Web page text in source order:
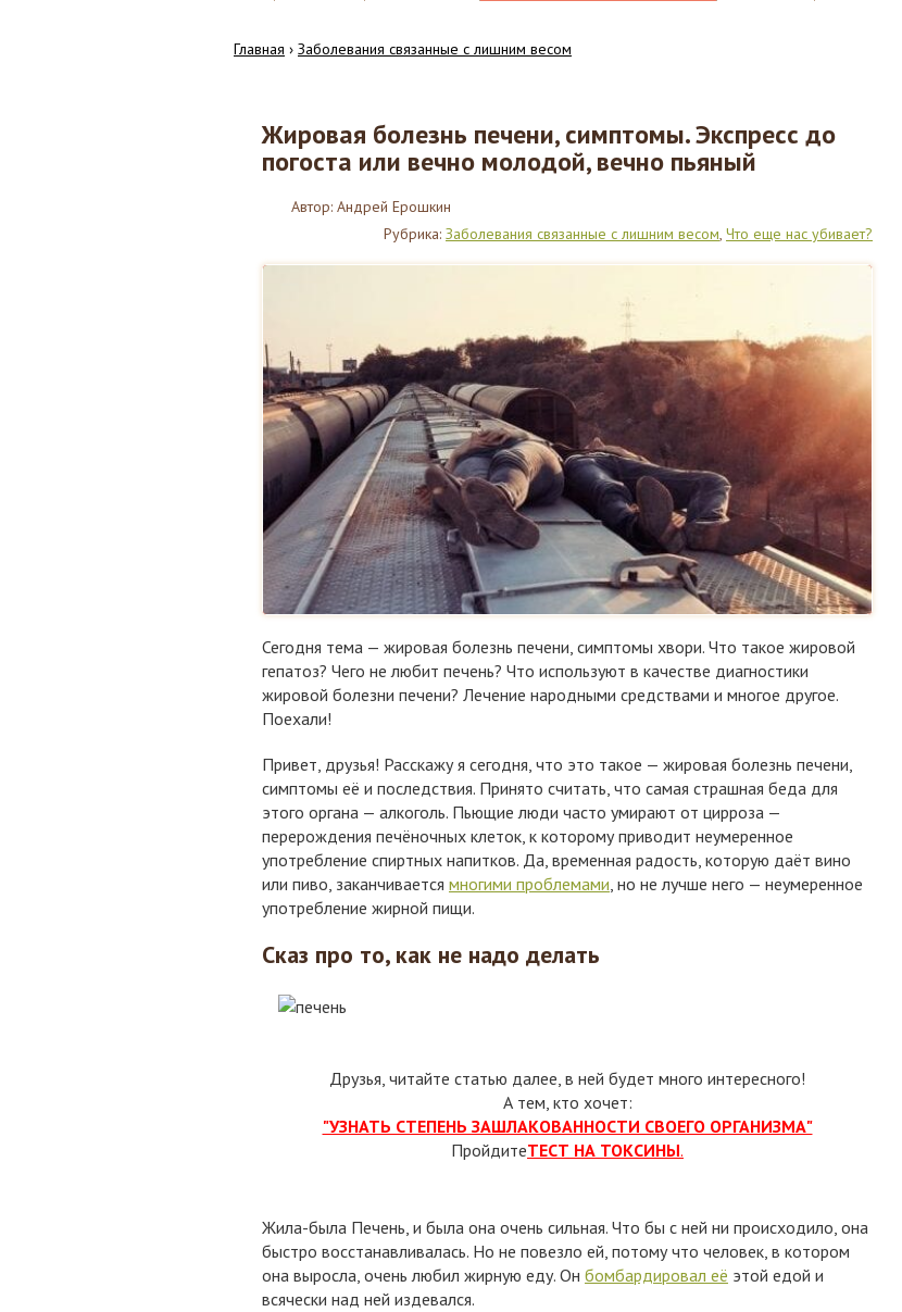
Главная › Заболевания связанные с лишним весом
Жировая болезнь печени, симптомы. Экспресс до
погоста или вечно молодой, вечно пьяный
Автор: Андрей Ерошкин
Рубрика: Заболевания связанные с лишним весом, Что еще нас убивает?
Сегодня тема — жировая болезнь печени, симптомы хвори. Что такое жировой
гепатоз? Чего не любит печень? Что используют в качестве диагностики
жировой болезни печени? Лечение народными средствами и многое другое.
Поехали!
Привет, друзья! Расскажу я сегодня, что это такое — жировая болезнь печени,
симптомы её и последствия. Принято считать, что самая страшная беда для
этого органа — алкоголь. Пьющие люди часто умирают от цирроза —
перерождения печёночных клеток, к которому приводит неумеренное
употребление спиртных напитков. Да, временная радость, которую даёт вино
или пиво, заканчивается многими проблемами, но не лучше него — неумеренное
употребление жирной пищи.
Сказ про то, как не надо делать
Друзья, читайте статью далее, в ней будет много интересного!
А тем, кто хочет:
"УЗНАТЬ СТЕПЕНЬ ЗАШЛАКОВАННОСТИ СВОЕГО ОРГАНИЗМА"
ПройдитеТЕСТ НА ТОКСИНЫ.
Жила-была Печень, и была она очень сильная. Что бы с ней ни происходило, она
быстро восстанавливалась. Но не повезло ей, потому что человек, в котором
она выросла, очень любил жирную еду. Он бомбардировал её этой едой и
всячески над ней издевался.